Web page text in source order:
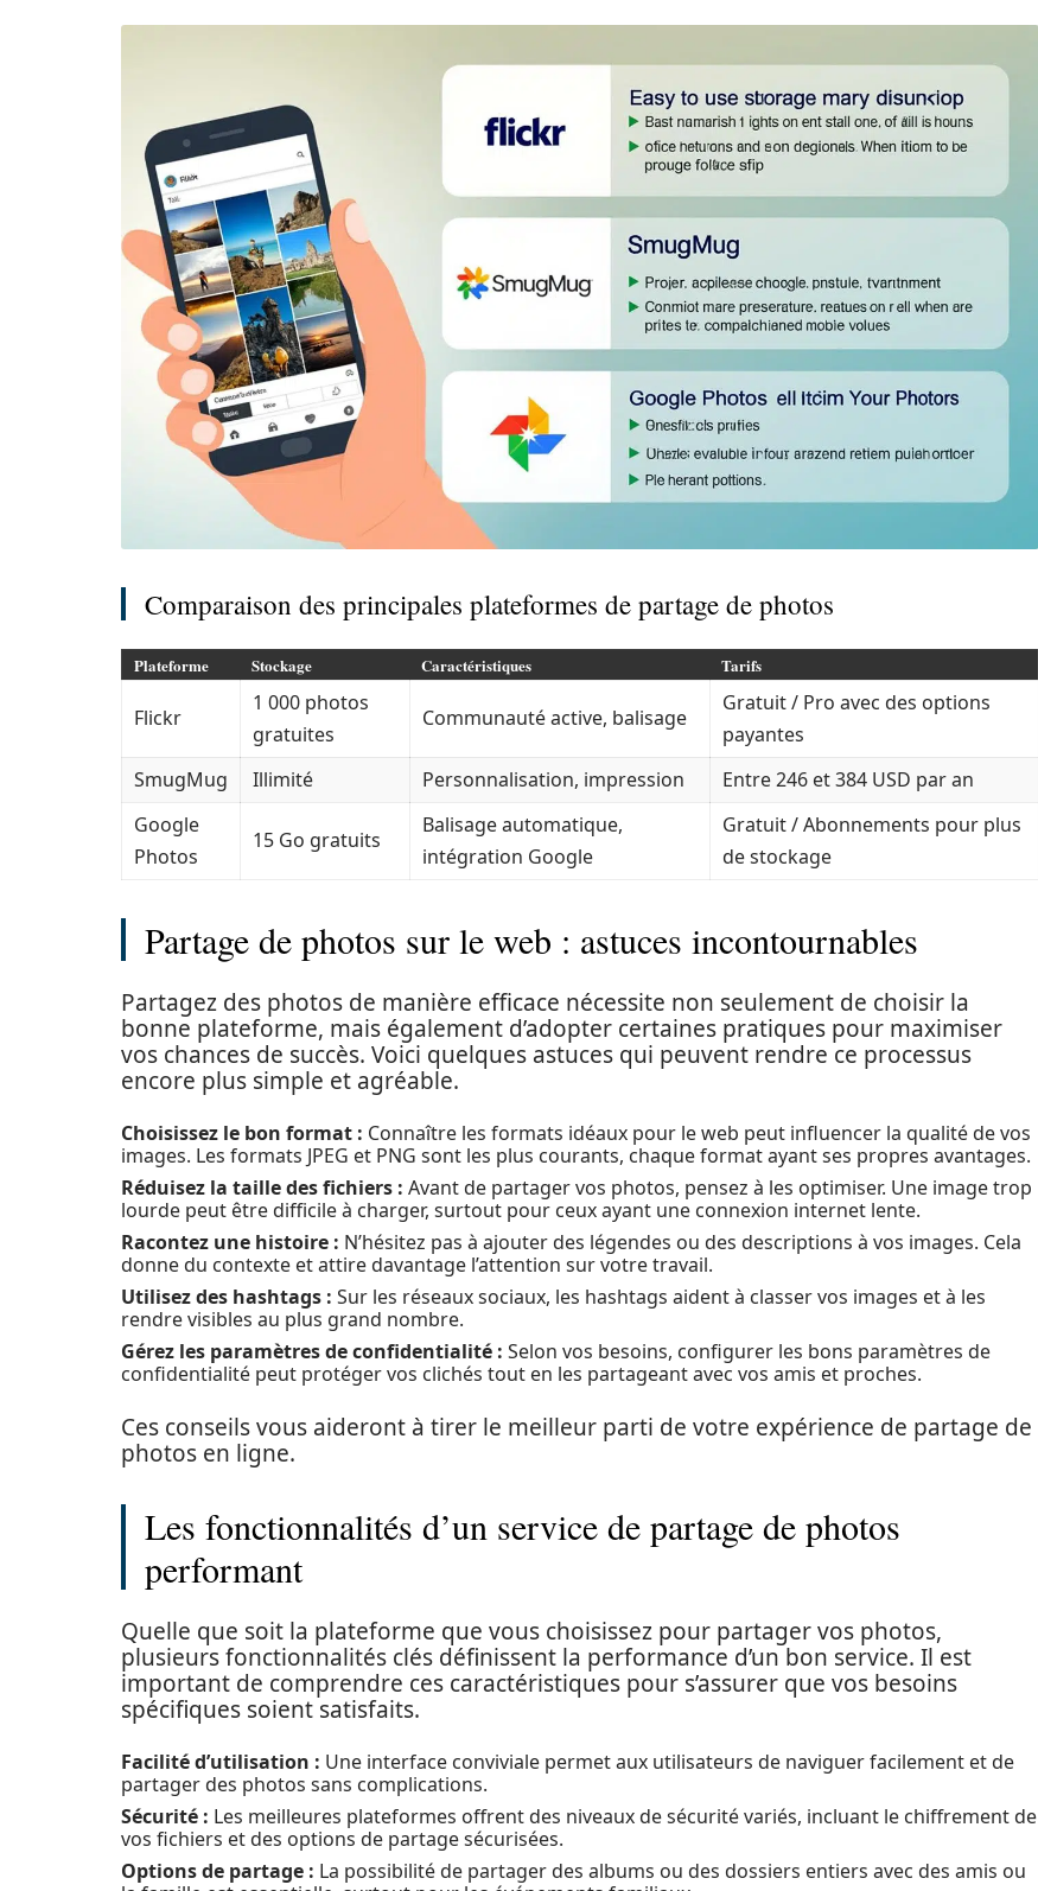
Comparaison des principales plateformes de partage de photos
Plateforme Stockage Caractéristiques Tarifs
Flickr
1 000 photos
gratuites
Communauté active, balisage
Gratuit / Pro avec des options
payantes
SmugMug
Illimité Personnalisation, impression
Entre 246 et 384 USD par an
Google
Photos
15 Go gratuits
Balisage automatique,
intégration Google
Gratuit / Abonnements pour plus
de stockage
Partage de photos sur le web : astuces incontournables
Partagez des photos de manière efficace nécessite non seulement de choisir la
bonne plateforme, mais également d’adopter certaines pratiques pour maximiser
vos chances de succès. Voici quelques astuces qui peuvent rendre ce processus
encore plus simple et agréable.
Choisissez le bon format : Connaître les formats idéaux pour le web peut influencer la qualité de vos
images. Les formats JPEG et PNG sont les plus courants, chaque format ayant ses propres avantages.
Réduisez la taille des fichiers : Avant de partager vos photos, pensez à les optimiser. Une image trop
lourde peut être difficile à charger, surtout pour ceux ayant une connexion internet lente.
Racontez une histoire : N’hésitez pas à ajouter des légendes ou des descriptions à vos images. Cela
donne du contexte et attire davantage l’attention sur votre travail.
Utilisez des hashtags : Sur les réseaux sociaux, les hashtags aident à classer vos images et à les
rendre visibles au plus grand nombre.
Gérez les paramètres de confidentialité : Selon vos besoins, configurer les bons paramètres de
confidentialité peut protéger vos clichés tout en les partageant avec vos amis et proches.
Ces conseils vous aideront à tirer le meilleur parti de votre expérience de partage de
photos en ligne.
Les fonctionnalités d’un service de partage de photos
performant
Quelle que soit la plateforme que vous choisissez pour partager vos photos,
plusieurs fonctionnalités clés définissent la performance d’un bon service. Il est
important de comprendre ces caractéristiques pour s’assurer que vos besoins
spécifiques soient satisfaits.
Facilité d’utilisation : Une interface conviviale permet aux utilisateurs de naviguer facilement et de
partager des photos sans complications.
Sécurité : Les meilleures plateformes offrent des niveaux de sécurité variés, incluant le chiffrement de
vos fichiers et des options de partage sécurisées.
Options de partage : La possibilité de partager des albums ou des dossiers entiers avec des amis ou